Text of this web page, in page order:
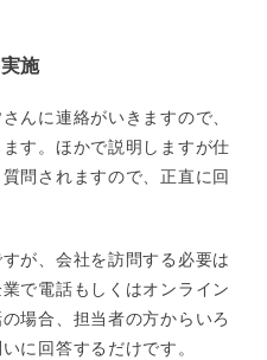
施
んに連絡がいきますので、
す。ほかで説明しますが仕
問されますので、正直に回
が、会社を訪問する必要は
で電話もしくはオンライン
場合、担当者の方からいろ
に回答するだけです。